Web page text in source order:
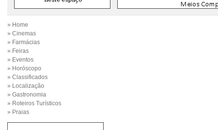
» Home
» Cinemas
» Farmácias
» Feiras
» Eventos
» Horóscopo
» Classificados
» Localização
» Gastronomia
» Roteiros Turísticos
» Praias